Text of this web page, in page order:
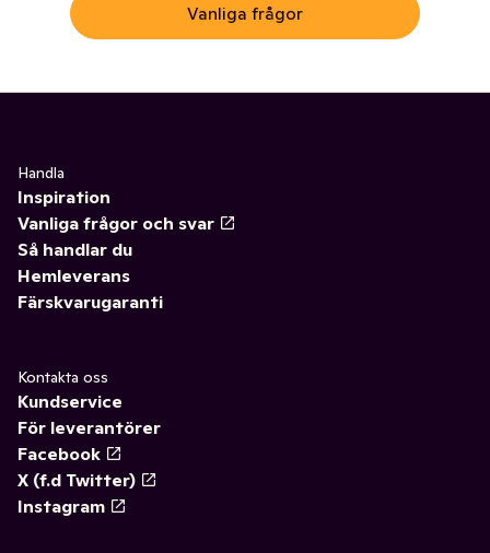
Vanliga frågor
Handla
Inspiration
Vanliga frågor och svar
Så handlar du
Hemleverans
Färskvarugaranti
Kontakta oss
Kundservice
För leverantörer
Facebook
X (f.d Twitter)
Instagram